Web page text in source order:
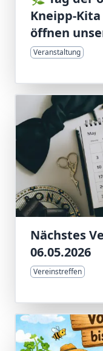
Kneipp-
öffnen
Veranstaltung
Nächstes
06.05.2026
Vereinstreffen